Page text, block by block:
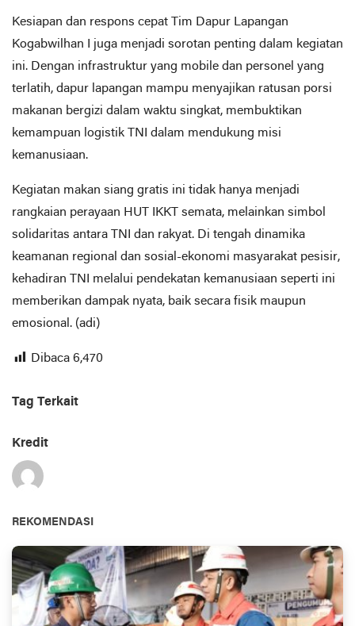
Kesiapan dan respons cepat Tim Dapur Lapangan
Kogabwilhan I juga menjadi sorotan penting dalam kegiatan
ini. Dengan infrastruktur yang mobile dan personel yang
terlatih, dapur lapangan mampu menyajikan ratusan porsi
makanan bergizi dalam waktu singkat, membuktikan
kemampuan logistik TNI dalam mendukung misi
kemanusiaan.
Kegiatan makan siang gratis ini tidak hanya menjadi
rangkaian perayaan HUT IKKT semata, melainkan simbol
solidaritas antara TNI dan rakyat. Di tengah dinamika
keamanan regional dan sosial-ekonomi masyarakat pesisir,
kehadiran TNI melalui pendekatan kemanusiaan seperti ini
memberikan dampak nyata, baik secara fisik maupun
emosional. (adi)
Dibaca 6,470
Tag Terkait
Kredit
REKOMENDASI